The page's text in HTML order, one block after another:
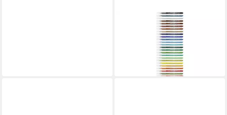
Filzstift STABILO power
Filzstift - 2 mm - 30er Set
lieferbar - in 5-6 Werktagen bei dir